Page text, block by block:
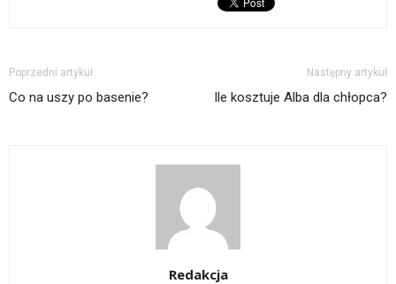
Poprzedni artykuł
Co na uszy po basenie?
Następny artykuł
Ile kosztuje Alba dla chłopca?
Redakcja